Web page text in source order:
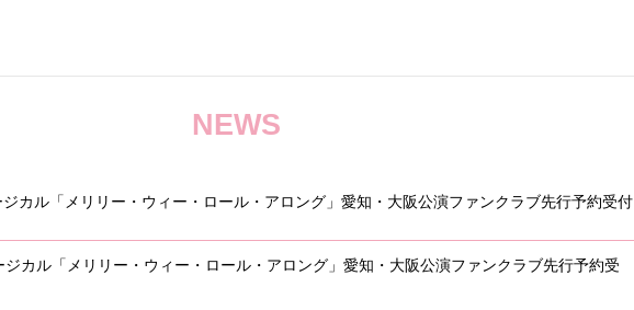
NEWS
カル「メリリー・ウィー・ロール・アロング」愛知・大阪公演ファンクラブ先行予約受付
カル「メリリー・ウィー・ロール・アロング」愛知・大阪公演ファンクラブ先行予約受